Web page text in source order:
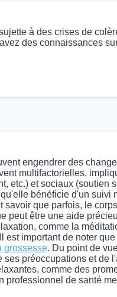
à des crises de
des connaissances
engendrer des
multifactorielles,
etc.) et sociaux (soutien
bénéficie d'un suivi
que parfois, le
peut être une aide
comme la
important de noter
grossesse. Du point de
préoccupations et de
comme des
professionnel de santé